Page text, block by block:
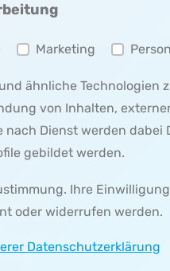
Marketing
ähnliche
von Inhalten,
nach Dienst werden
gebildet werden.
Ihre
oder widerrufen werden.
Datenschutzerklärung